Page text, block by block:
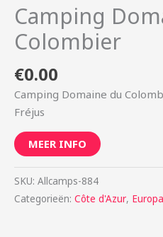
Camping
Colombier
€0.00
Camping Domaine du
Fréjus
MEER INFO
SKU: Allcamps-884
Categorieën: Côte d'Azur, Europa